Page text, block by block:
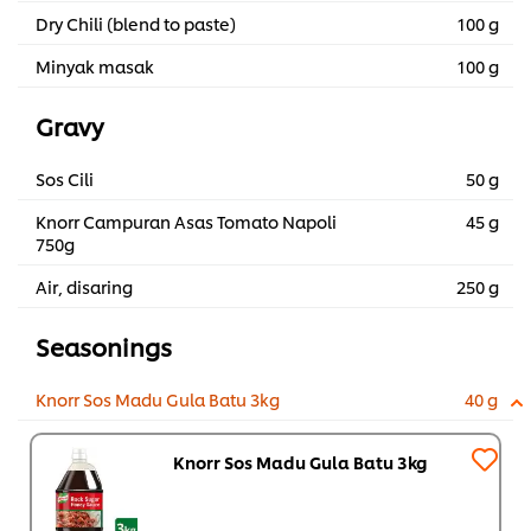
Dry Chili (blend to paste)
100 g
Minyak masak
100 g
Gravy
Sos Cili
50 g
Knorr Campuran Asas Tomato Napoli
750g
45 g
Air, disaring 250 g
Seasonings
Knorr Sos Madu Gula Batu 3kg 40 g
Knorr Sos Madu Gula Batu 3kg